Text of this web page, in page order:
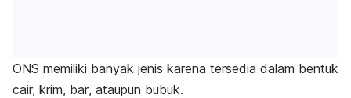
ONS memiliki banyak jenis karena tersedia dalam bentuk
cair, krim, bar, ataupun bubuk.